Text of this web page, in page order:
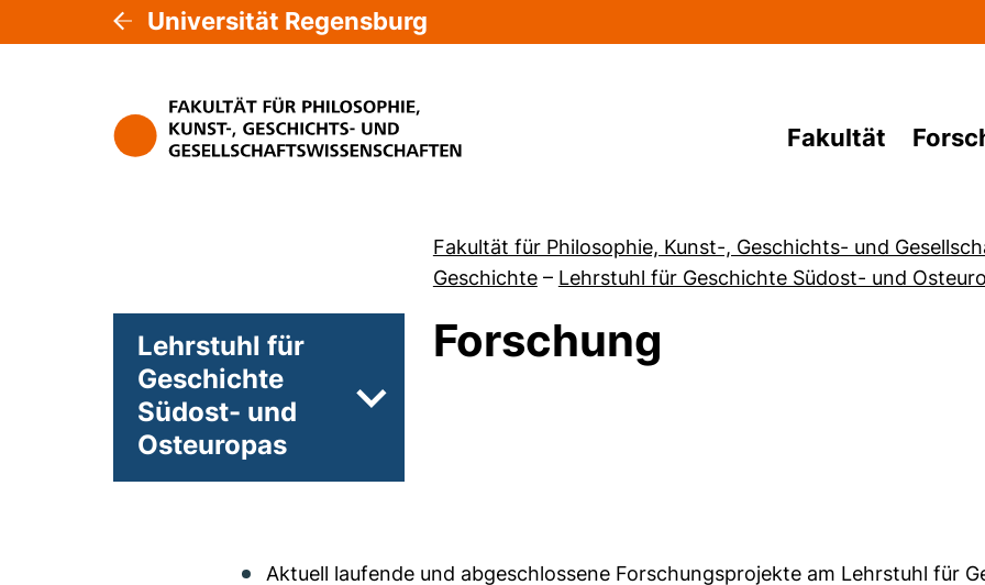
Universität Regensburg
Fakultät
Fakultät für Philosophie, Kunst-, Geschichts- und
Geschichte – Lehrstuhl für Geschichte Südost- und
Lehrstuhl für
Geschichte
Südost- und
Osteuropas
Unterseiten von Studium
Forschung
Aktuell laufende und abgeschlossene Forschungsprojekte am Lehrstuhl für